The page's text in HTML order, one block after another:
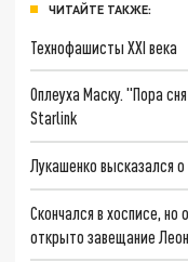
ЧИТАЙТЕ ТАКЖЕ:
Технофашисты XXI века
Оплеуха Маску. "Пора
Starlink
Лукашенко высказался
Скончался в хосписе,
открыто завещание